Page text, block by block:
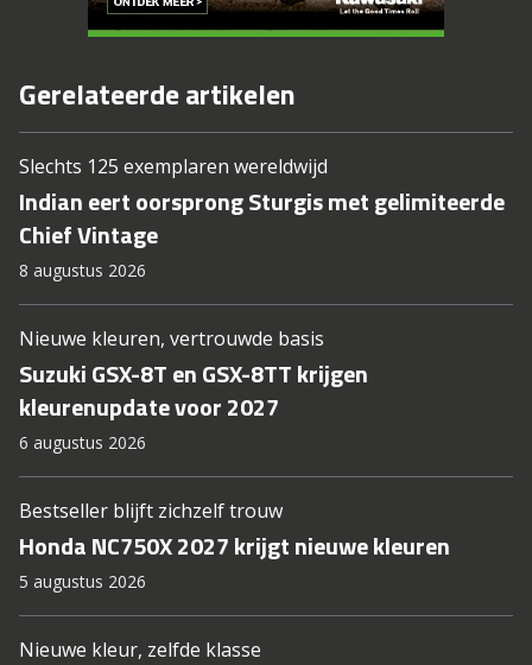
Gerelateerde artikelen
Slechts 125 exemplaren wereldwijd
Indian eert oorsprong Sturgis met gelimiteerde
Chief Vintage
8 augustus 2026
Nieuwe kleuren, vertrouwde basis
Suzuki GSX-8T en GSX-8TT krijgen
kleurenupdate voor 2027
6 augustus 2026
Bestseller blijft zichzelf trouw
Honda NC750X 2027 krijgt nieuwe kleuren
5 augustus 2026
Nieuwe kleur, zelfde klasse